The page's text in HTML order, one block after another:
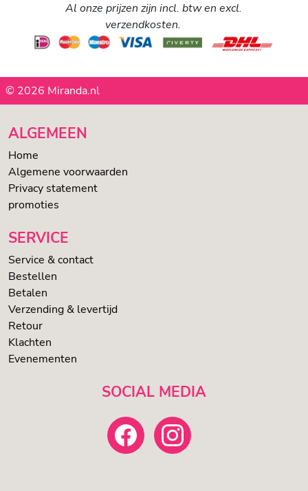
Al onze prijzen zijn incl. btw en excl.
verzendkosten.
© 2026 Miranda.nl
ALGEMEEN
Home
Algemene voorwaarden
Privacy statement
promoties
SERVICE
Service & contact
Bestellen
Betalen
Verzending & levertijd
Retour
Klachten
Evenementen
SOCIAL MEDIA